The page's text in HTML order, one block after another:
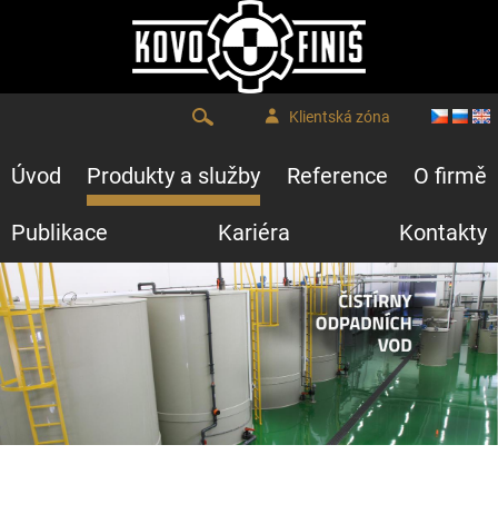
Klientská zóna
Úvod Produkty a služby Reference O firmě
Publikace Kariéra Kontakty